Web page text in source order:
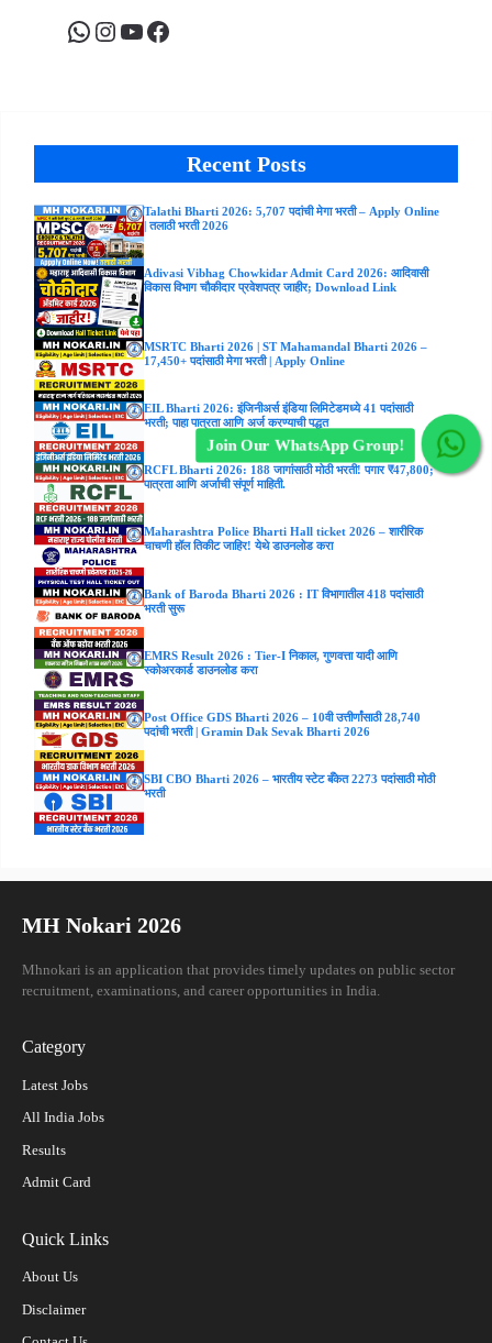
WhatsApp
Instagram
YouTube
Facebook
Recent Posts
Talathi Bharti 2026: 5,707 पदांची मेगा भरती – Apply Online
| तलाठी भरती 2026
Adivasi Vibhag Chowkidar Admit Card 2026: आदिवासी
विकास विभाग चौकीदार प्रवेशपत्र जाहीर; Download Link
MSRTC Bharti 2026 | ST Mahamandal Bharti 2026 –
17,450+ पदांसाठी मेगा भरती | Apply Online
EIL Bharti 2026: इंजिनीअर्स इंडिया लिमिटेडमध्ये 41 पदांसाठी
भरती; पाहा पात्रता आणि अर्ज करण्याची पद्धत
RCFL Bharti 2026: 188 जागांसाठी मोठी भरती! पगार ₹47,800;
पात्रता आणि अर्जाची संपूर्ण माहिती.
Maharashtra Police Bharti Hall ticket 2026 – शारीरिक
चाचणी हॉल तिकीट जाहिर! येथे डाउनलोड करा
Bank of Baroda Bharti 2026 : IT विभागातील 418 पदांसाठी
भरती सुरू
EMRS Result 2026 : Tier-I निकाल, गुणवत्ता यादी आणि
स्कोअरकार्ड डाउनलोड करा
Post Office GDS Bharti 2026 – 10वी उत्तीर्णांसाठी 28,740
पदांची भरती | Gramin Dak Sevak Bharti 2026
SBI CBO Bharti 2026 – भारतीय स्टेट बँकेत 2273 पदांसाठी मोठी
भरती
MH Nokari 2026
Mhnokari is an application that provides timely updates on public sector
recruitment, examinations, and career opportunities in India.
Category
Latest Jobs
All India Jobs
Results
Admit Card
Quick Links
About Us
Disclaimer
Join Our WhatsApp Group!